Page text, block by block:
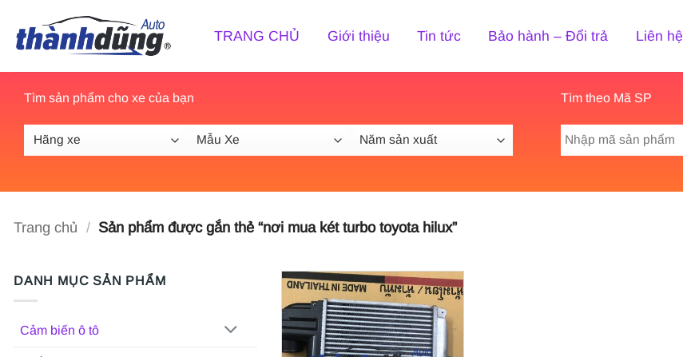
qua
nội
dung
TRANG CHỦ Giới thiệu Tin tức Bảo hành – Đổi trả Liên hệ
Tìm sản phẩm cho xe của bạn Tìm theo Mã SP
Tìm
Trang chủ / Sản phẩm được gắn thẻ “nơi mua két turbo toyota hilux”
DANH MỤC SẢN PHẨM
Cảm biến ô tô